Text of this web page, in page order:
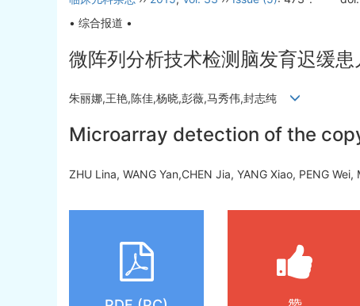
• 综合报道 •
微阵列分析技术检测脑发育迟缓
朱丽娜,王艳,陈佳,杨晓,彭薇,马秀伟,封志纯
Microarray detection of the
ZHU Lina, WANG Yan,CHEN Jia, YANG Xiao, PENG